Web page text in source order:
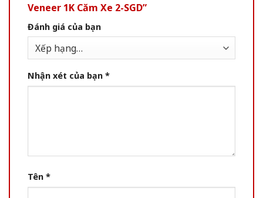
Veneer 1K Căm Xe 2-SGD”
Đánh giá của bạn
Nhận xét của bạn *
Tên *